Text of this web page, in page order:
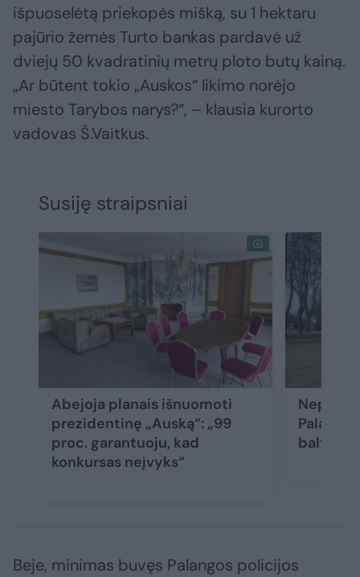
išpuoselėtą priekopės mišką, su 1 hektaru
pajūrio žemės Turto bankas pardavė už
dviejų 50 kvadratinių metrų ploto butų kainą.
„Ar būtent tokio „Auskos“ likimo norėjo
miesto Tarybos narys?“, – klausia kurorto
vadovas Š.Vaitkus.
Susiję straipsniai
Abejoja planais išnuomoti
prezidentinę „Auską“: „99
proc. garantuoju, kad
konkursas neįvyks“
baltas
Beje, minimas buvęs Palangos policijos